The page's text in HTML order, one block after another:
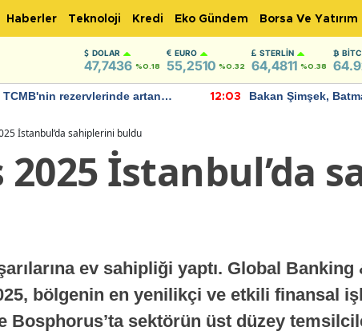
Haberler Teknoloji Kredi Eko Gündem Borsa Ve Yatırım
DOLAR
47,7436 %0.18
EURO
55,2510 %0.32
STERLIN
64,4811 %0.38
12:03
Bakan Şimşek, Batman Havalimanı
11:56
İstanbul’da sahiplerini buldu
2025 İstanbul’da
ev sahipliği yaptı. Global
bölgenin en yenilikçi ve etkili finansal
Bosphorus’ta sektörün üst düzey